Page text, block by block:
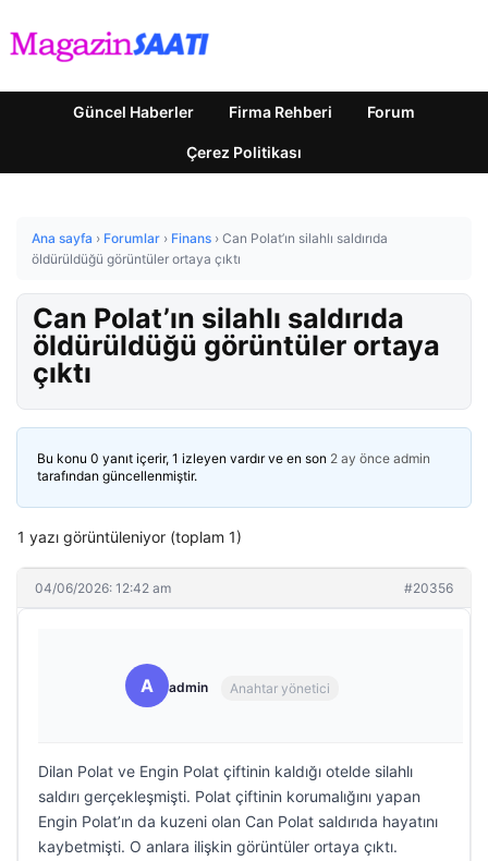
Güncel Haberler Firma Rehberi Forum
Çerez Politikası
Ana sayfa › Forumlar › Finans › Can Polat’ın silahlı saldırıda
öldürüldüğü görüntüler ortaya çıktı
Can Polat’ın silahlı saldırıda
öldürüldüğü görüntüler ortaya
çıktı
Bu konu 0 yanıt içerir, 1 izleyen vardır ve en son 2 ay önce admin
tarafından güncellenmiştir.
1 yazı görüntüleniyor (toplam 1)
04/06/2026: 12:42 am #20356
A admin Anahtar yönetici
Dilan Polat ve Engin Polat çiftinin kaldığı otelde silahlı
saldırı gerçekleşmişti. Polat çiftinin korumalığını yapan
Engin Polat’ın da kuzeni olan Can Polat saldırıda hayatını
kaybetmişti. O anlara ilişkin görüntüler ortaya çıktı.